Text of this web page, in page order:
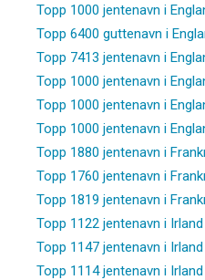
Topp 1000 jentenavn i
Topp 6400 guttenavn i
Topp 7413 jentenavn i
Topp 1000 jentenavn i
Topp 1000 jentenavn i
Topp 1000 jentenavn i
Topp 1880 jentenavn i
Topp 1760 jentenavn i
Topp 1819 jentenavn i
Topp 1122 jentenavn i
Topp 1147 jentenavn i
Topp 1114 jentenavn i